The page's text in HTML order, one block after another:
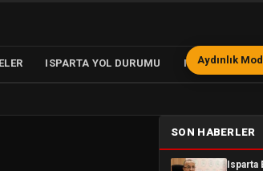
ISPARTA YOL DURUMU ISPARTA
SON HABERLER
Isparta
Aydınlık